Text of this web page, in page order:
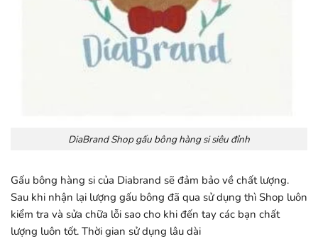
DiaBrand Shop gấu bông hàng si siêu đỉnh
Gấu bông hàng si của Diabrand sẽ đảm bảo về chất lượng.
Sau khi nhận lại lượng gấu bông đã qua sử dụng thì Shop luôn
kiểm tra và sửa chữa lỗi sao cho khi đến tay các bạn chất
lượng luôn tốt. Thời gian sử dụng lâu dài